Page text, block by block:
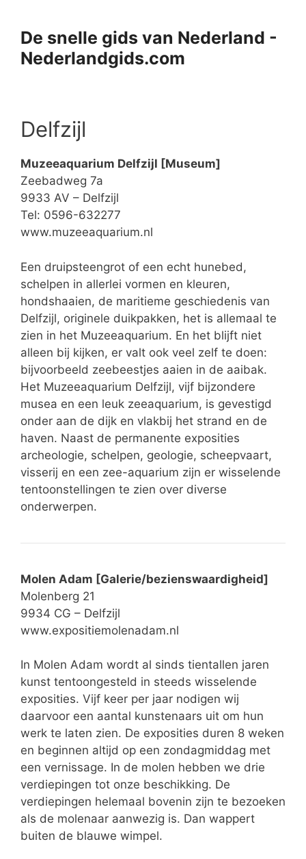
inhoud
De snelle gids van Nederland -
Nederlandgids.com
Delfzijl
Muzeeaquarium Delfzijl [Museum]
Zeebadweg 7a
9933 AV – Delfzijl
Tel: 0596-632277
www.muzeeaquarium.nl
Een druipsteengrot of een echt hunebed,
schelpen in allerlei vormen en kleuren,
hondshaaien, de maritieme geschiedenis van
Delfzijl, originele duikpakken, het is allemaal te
zien in het Muzeeaquarium. En het blijft niet
alleen bij kijken, er valt ook veel zelf te doen:
bijvoorbeeld zeebeestjes aaien in de aaibak.
Het Muzeeaquarium Delfzijl, vijf bijzondere
musea en een leuk zeeaquarium, is gevestigd
onder aan de dijk en vlakbij het strand en de
haven. Naast de permanente exposities
archeologie, schelpen, geologie, scheepvaart,
visserij en een zee-aquarium zijn er wisselende
tentoonstellingen te zien over diverse
onderwerpen.
Molen Adam [Galerie/bezienswaardigheid]
Molenberg 21
9934 CG – Delfzijl
www.expositiemolenadam.nl
In Molen Adam wordt al sinds tientallen jaren
kunst tentoongesteld in steeds wisselende
exposities. Vijf keer per jaar nodigen wij
daarvoor een aantal kunstenaars uit om hun
werk te laten zien. De exposities duren 8 weken
en beginnen altijd op een zondagmiddag met
een vernissage. In de molen hebben we drie
verdiepingen tot onze beschikking. De
verdiepingen helemaal bovenin zijn te bezoeken
als de molenaar aanwezig is. Dan wappert
buiten de blauwe wimpel.